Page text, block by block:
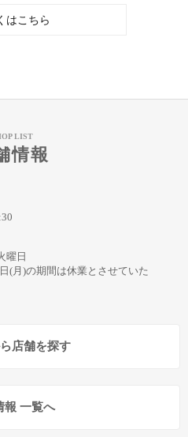
はこちら
LIST
情報
曜日
(月)の期間は休業とさせていた
店舗を探す
報 一覧へ